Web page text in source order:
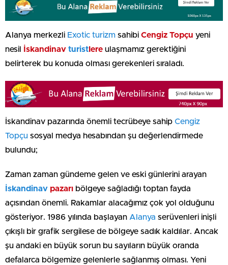
Alanya merkezli Exotic turizm sahibi Cengiz Topçu yeni
nesil
İskandinav turist lere ulaşmamız gerektiğini
belirterek bu konuda olması gerekenleri sıraladı.
İskandinav pazarında önemli tecrübeye sahip Cengiz
Topçu sosyal medya hesabından şu değerlendirmede
bulundu;
Zaman zaman gündeme gelen ve eski günlerini arayan
İskandinav pazarı bölgeye sağladığı toptan fayda
açısından önemli. Rakamlar alacağımız çok yol olduğunu
gösteriyor. 1986 yılında başlayan Alanya serüvenleri inişli
çıkışlı bir grafik sergilese de bölgeye sadık kaldılar. Ancak
şu andaki en büyük sorun bu sayıların büyük oranda
defalarca bölgemize gelenlerle sağlanmış olması. Yeni